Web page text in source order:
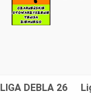
LIGA DEBLA 26